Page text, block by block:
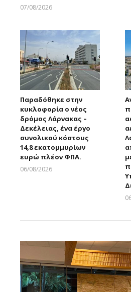
07/08/2026
Παραδόθηκε στην
κυκλοφορία ο νέος
δρόμος Λάρνακας –
Δεκέλειας, ένα έργο
συνολικού κόστους
14,8 εκατομμυρίων
ευρώ πλέον ΦΠΑ.
06/08/2026